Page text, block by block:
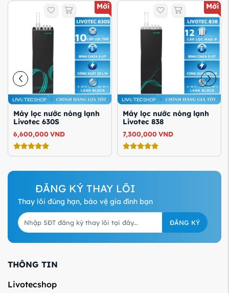
Mới
Máy lọc nước nóng lạnh
Livotec 838
7,300,000 VND
Mới
Máy lọc nước nóng lạnh
Livotec 828
11,790,000VND
ĐĂNG KÝ THAY LÕI
Thay lõi đúng hạn, bảo vệ gia đình bạn
ĐĂNG KÝ
THÔNG TIN
Livotecshop